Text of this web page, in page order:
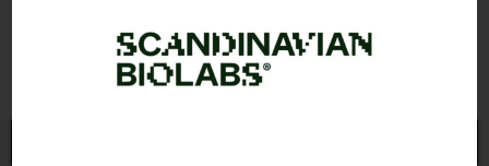

ŚREDNIA OCENA: 10/10
(0 Recenzje)